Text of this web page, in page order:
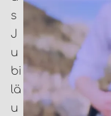
s
J
u
bi
lä
u